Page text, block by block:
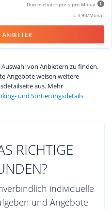
Durchschnittspreis pro Monat
€ 3,90/Monat
ANBIETER
von Anbietern zu finden.
Angebote weisen weitere
aus. Mehr
und Sortierungsdetails
RICHTIGE
individuelle
und Angebote